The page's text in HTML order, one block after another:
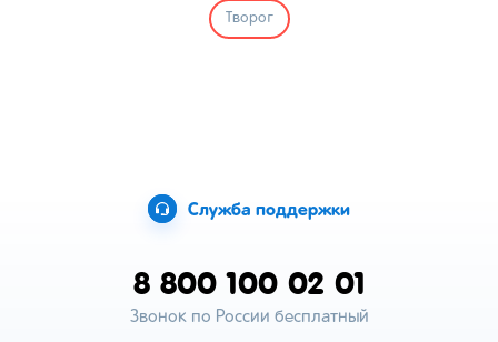
Творог
Служба поддержки
8 800 100 02 01
Звонок по России бесплатный